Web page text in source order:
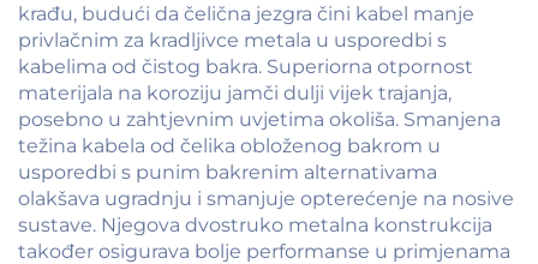
krađu, budući da čelična jezgra čini kabel manje
privlačnim za kradljivce metala u usporedbi s
kabelima od čistog bakra. Superiorna otpornost
materijala na koroziju jamči dulji vijek trajanja,
posebno u zahtjevnim uvjetima okoliša. Smanjena
težina kabela od čelika obloženog bakrom u
usporedbi s punim bakrenim alternativama
olakšava ugradnju i smanjuje opterećenje na nosive
sustave. Njegova dvostruko metalna konstrukcija
također osigurava bolje performanse u primjenama